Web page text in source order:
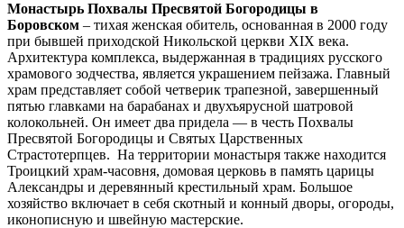
Монастырь Похвалы Пресвятой Богородицы в
Боровском – тихая женская обитель, основанная в 2000 году
при бывшей приходской Никольской церкви XIX века.
Архитектура комплекса, выдержанная в традициях русского
храмового зодчества, является украшением пейзажа. Главный
храм представляет собой четверик трапезной, завершенный
пятью главками на барабанах и двухъярусной шатровой
колокольней. Он имеет два придела — в честь Похвалы
Пресвятой Богородицы и Святых Царственных
Страстотерпцев. На территории монастыря также находится
Троицкий храм-часовня, домовая церковь в память царицы
Александры и деревянный крестильный храм. Большое
хозяйство включает в себя скотный и конный дворы, огороды,
иконописную и швейную мастерские.